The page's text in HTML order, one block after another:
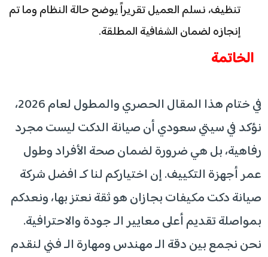
تنظيف، نسلم العميل تقريراً يوضح حالة النظام وما تم
إنجازه لضمان الشفافية المطلقة.
الخاتمة
في ختام هذا المقال الحصري والمطول لعام 2026،
نؤكد في سيتي سعودي أن صيانة الدكت ليست مجرد
رفاهية، بل هي ضرورة لضمان صحة الأفراد وطول
عمر أجهزة التكييف. إن اختياركم لنا كـ افضل شركة
صيانة دكت مكيفات بجازان هو ثقة نعتز بها، ونعدكم
بمواصلة تقديم أعلى معايير الـ جودة والاحترافية.
نحن نجمع بين دقة الـ مهندس ومهارة الـ فني لنقدم